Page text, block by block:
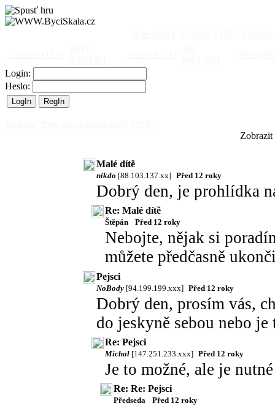
Login:
Heslo:
Malé dítě
nikdo [88.103.137.xx] Před 12 roky
Dobrý den, je prohlídka
Re: Malé dítě
Štěpán Před 12 roky
Nebojte, nějak si
můžete předčasně
Pejsci
NoBody [94.199.199.xxx] Před 12 roky
Dobrý den, prosím vás,
do jeskyně sebou nebo je
Re: Pejsci
Michal [147.251.233.xxx] Před 12 roky
Je to možné, ale je
Re: Re: Pejsci
Předseda Před 12 roky